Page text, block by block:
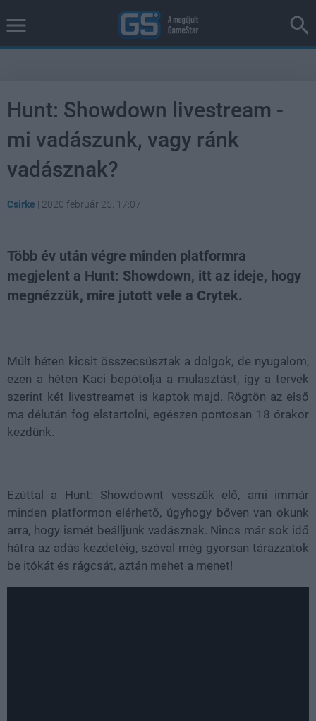
Hunt: Showdown livestream -
mi vadászunk, vagy ránk
vadásznak?
Csirke | 2020 február 25. 17:07
Több év után végre minden platformra
megjelent a Hunt: Showdown, itt az ideje, hogy
megnézzük, mire jutott vele a Crytek.
Múlt héten kicsit összecsúsztak a dolgok, de nyugalom,
ezen a héten Kaci bepótolja a mulasztást, így a tervek
szerint két livestreamet is kaptok majd. Rögtön az első
ma délután fog elstartolni, egészen pontosan 18 órakor
kezdünk.
Ezúttal a Hunt: Showdownt vesszük elő, ami immár
minden platformon elérhető, úgyhogy bőven van okunk
arra, hogy ismét beálljunk vadásznak. Nincs már sok idő
hátra az adás kezdetéig, szóval még gyorsan tárazzatok
be itókát és rágcsát, aztán mehet a menet!